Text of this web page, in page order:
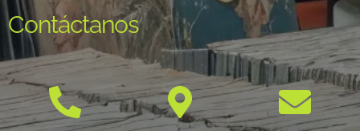
Contáctanos